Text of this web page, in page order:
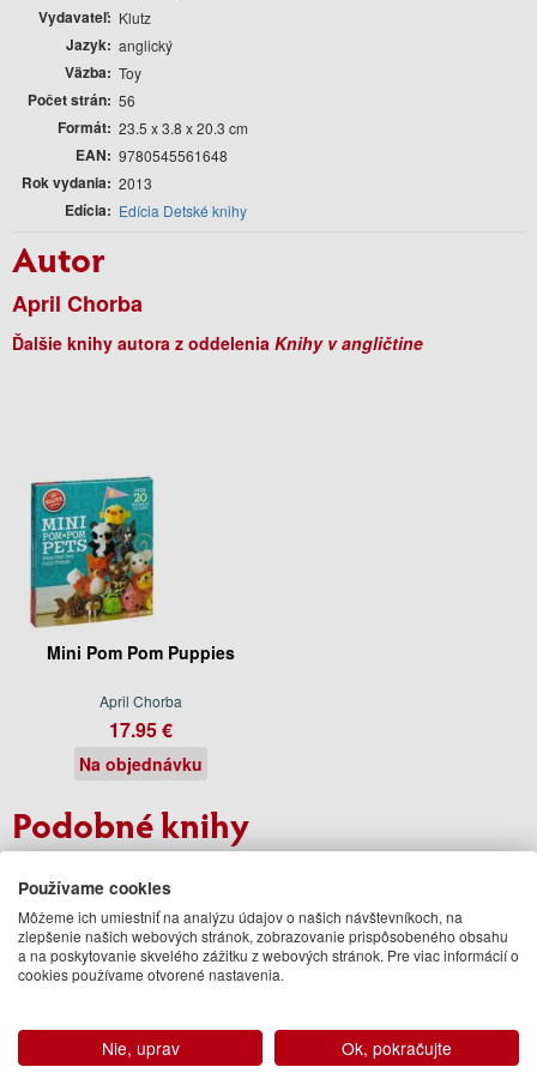
Vydavateľ Klutz
Jazyk anglický
Väzba Toy
Počet strán 56
Formát 23.5 x 3.8 x 20.3 cm
EAN 9780545561648
Rok vydania 2013
Edícia Edícia Detské knihy
Autor
April Chorba
Ďalšie knihy autora z oddelenia Knihy v angličtine
Mini Pom Pom Puppies
April Chorba
17.95 €
Na objednávku
Podobné knihy
Používame cookies
Môžeme ich umiestniť na analýzu údajov o našich návštevníkoch, na
zlepšenie našich webových stránok, zobrazovanie prispôsobeného obsahu
a na poskytovanie skvelého zážitku z webových stránok. Pre viac informácií o
cookies používame otvorené nastavenia.
Nie, uprav Ok, pokračujte